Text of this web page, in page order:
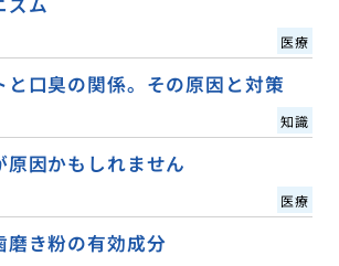
医療
と口臭の関係。その原因と対策
知識
因かもしれません
医療
磨き粉の有効成分